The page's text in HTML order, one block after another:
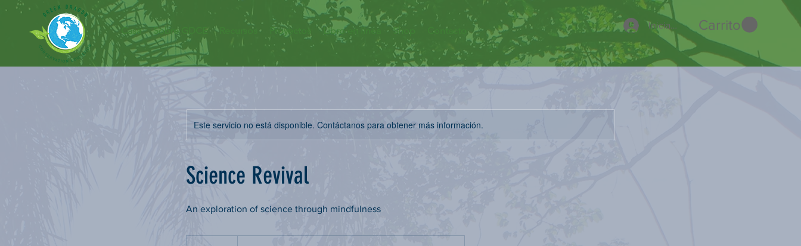
Casa Sobre GDCE Recursos Proyectos Libro en línea Shop Contacto Iniciar sesiónCarrito
Este servicio no está disponible. Contáctanos para obtener más información.
Science Revival
An exploration of science through mindfulness